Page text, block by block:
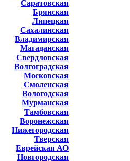
Саратовская
Брянская
Липецкая
Сахалинская
Владимирская
Магаданская
Свердловская
Волгоградская
Московская
Смоленская
Вологодская
Мурманская
Тамбовская
Воронежская
Нижегородская
Тверская
Еврейская АО
Новгородская